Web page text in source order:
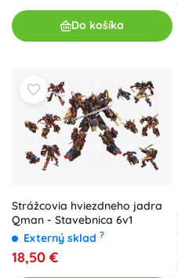
Do košíka
Strážcovia hviezdneho jadra
Qman - Stavebnica 6v1
Externý sklad ?
18,50 €